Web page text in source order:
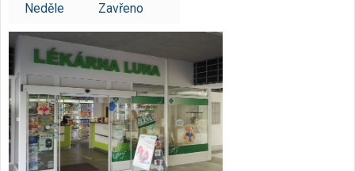
Neděle Zavřeno